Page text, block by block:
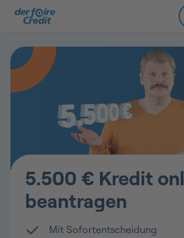
5.500 € Kredit
beantragen
Mit Sofortentscheidung